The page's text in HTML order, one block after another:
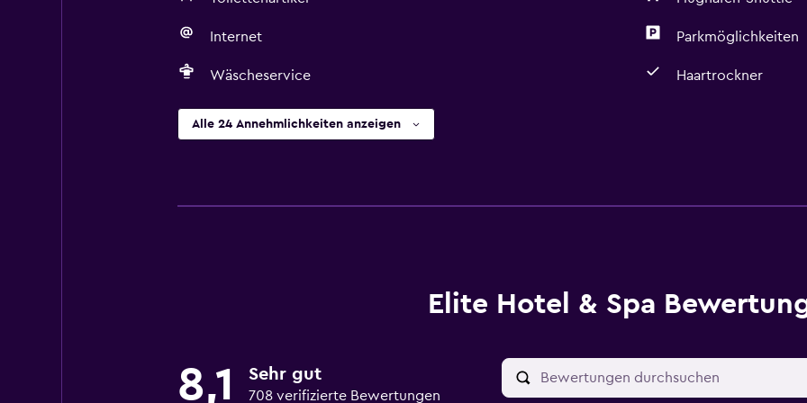
Internet Parkmöglichkeiten
Wäscheservice Haartrockner
Alle 24 Annehmlichkeiten anzeigen
Elite Hotel & Spa
8,1 Sehr gut
708 verifizierte Bewertungen